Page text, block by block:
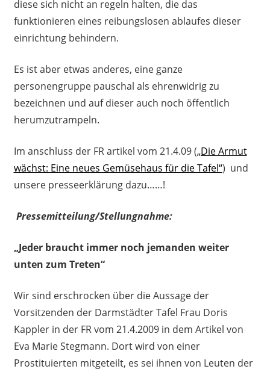
diese sich nicht an regeln halten, die das
funktionieren eines reibungslosen ablaufes dieser
einrichtung behindern.
Es ist aber etwas anderes, eine ganze
personengruppe pauschal als ehrenwidrig zu
bezeichnen und auf dieser auch noch öffentlich
herumzutrampeln.
Im anschluss der FR artikel vom 21.4.09 („Die Armut
wächst: Eine neues Gemüsehaus für die Tafel“) und
unsere presseerklärung dazu……!
Pressemitteilung/Stellungnahme:
„Jeder braucht immer noch jemanden weiter
unten zum Treten“
Wir sind erschrocken über die Aussage der
Vorsitzenden der Darmstädter Tafel Frau Doris
Kappler in der FR vom 21.4.2009 in dem Artikel von
Eva Marie Stegmann. Dort wird von einer
Prostituierten mitgeteilt, es sei ihnen von Leuten der